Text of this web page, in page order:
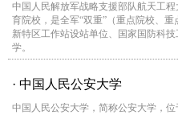
中国人民解放军战略支援部队航天工
育院校，是全军“双重”（重点院校、
新特区工作站设站单位、国家国防科
学。
· 中国人民公安大学
中国人民公安大学，简称公安大学，